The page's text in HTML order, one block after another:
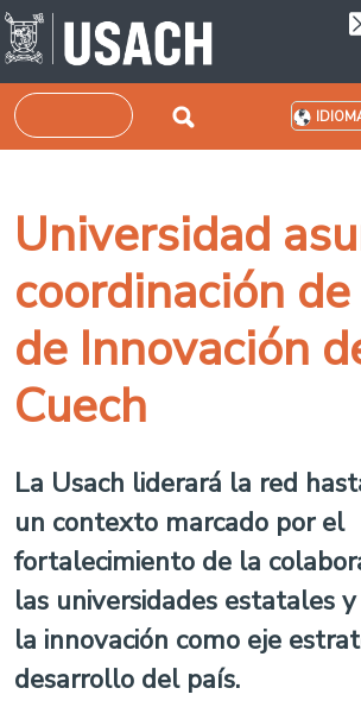
Pasar al contenido principal
Buscar
Universidad
coordinación
de Innovación
Cuech
La Usach liderará la red
un contexto marcado por el
fortalecimiento de la
las universidades estatales
la innovación como eje
desarrollo del país.